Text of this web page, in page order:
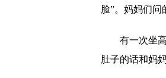
脸”。妈妈们问
有一次坐
肚子的话和妈妈